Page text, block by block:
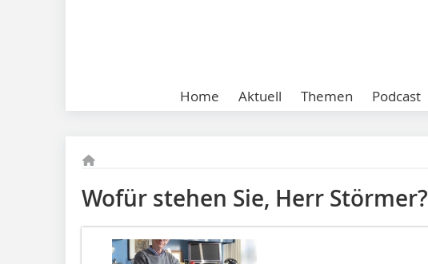
Home Aktuell Themen Podcast
Wofür stehen Sie, Herr Störmer?